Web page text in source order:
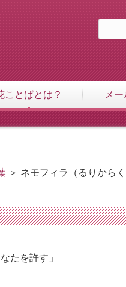
ことばとは？ メ
＞ ネモフィラ（るりからく
たを許す」